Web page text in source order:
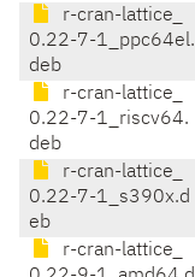
r-cran-lattice_
0.22-7-1_ppc64el.
deb
r-cran-lattice_
0.22-7-1_riscv64.
deb
r-cran-lattice_
0.22-7-1_s390x.d
eb
r-cran-lattice_